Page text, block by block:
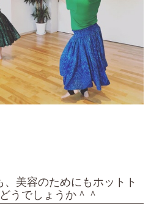
、美容のためにもホットト
うでしょうか＾＾